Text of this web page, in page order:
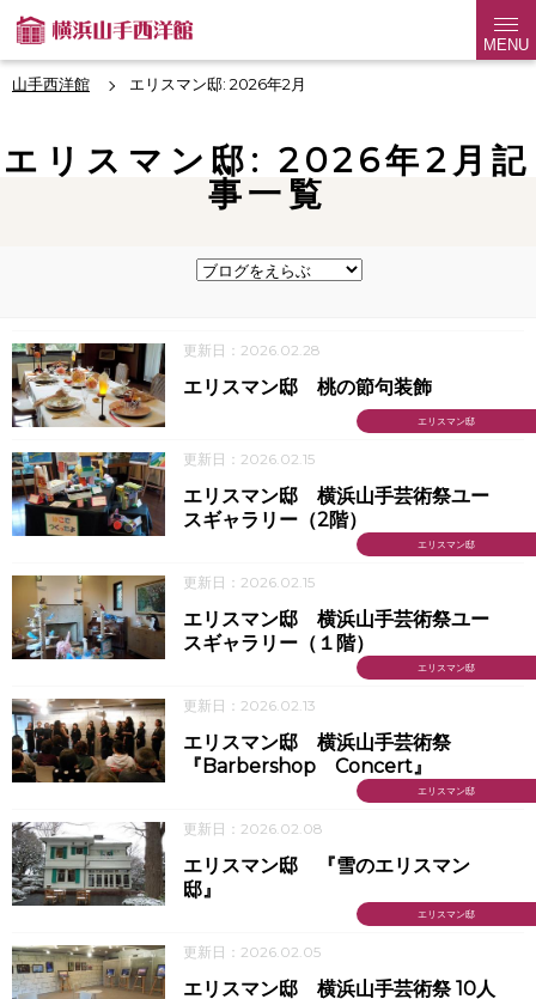
MENU
山手西洋館 エリスマン邸: 2026年2月
エリスマン邸: 2026年2月記
事一覧
更新日：2026.02.28
エリスマン邸
エリスマン邸 桃の節句装飾
更新日：2026.02.15
エリスマン邸
エリスマン邸 横浜山手芸術祭ユー
スギャラリー（2階）
更新日：2026.02.15
エリスマン邸
エリスマン邸 横浜山手芸術祭ユー
スギャラリー（１階）
更新日：2026.02.13
エリスマン邸
エリスマン邸 横浜山手芸術祭
『Barbershop Concert』
更新日：2026.02.08
エリスマン邸
エリスマン邸 『雪のエリスマン
邸』
更新日：2026.02.05
エリスマン邸 横浜山手芸術祭 10人